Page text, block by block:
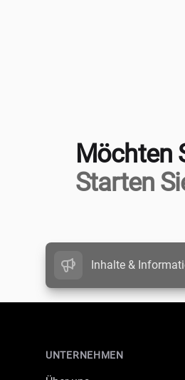
Möchten
Starten
Inhalte &
UNTERNEHMEN